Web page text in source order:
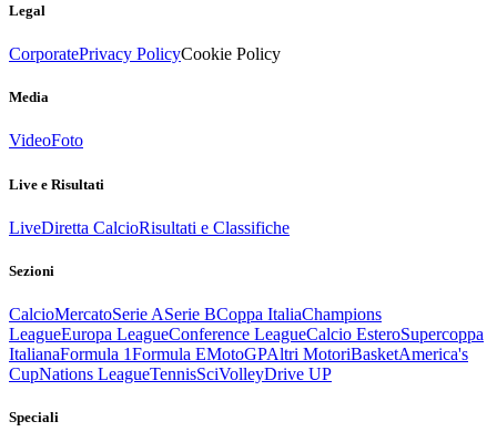
Legal
CorporatePrivacy PolicyCookie Policy
Media
VideoFoto
Live e Risultati
LiveDiretta CalcioRisultati e Classifiche
Sezioni
CalcioMercatoSerie ASerie BCoppa ItaliaChampions
LeagueEuropa LeagueConference LeagueCalcio EsteroSupercoppa
ItalianaFormula 1Formula EMotoGPAltri MotoriBasketAmerica's
CupNations LeagueTennisSciVolleyDrive UP
Speciali